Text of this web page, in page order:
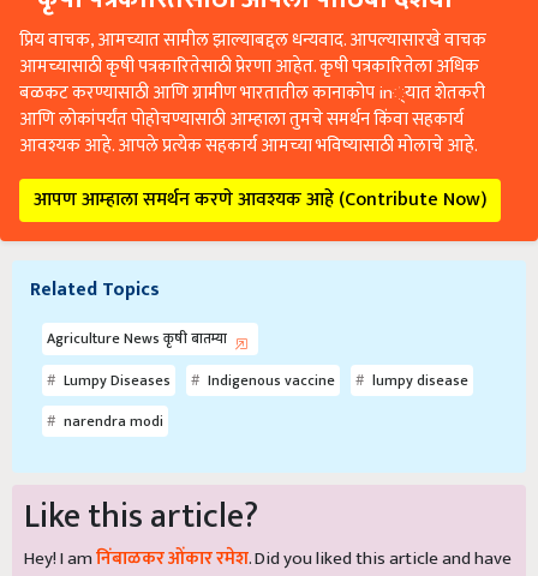
प्रिय वाचक, आमच्यात सामील झाल्याबद्दल धन्यवाद. आपल्यासारखे वाचक
आमच्यासाठी कृषी पत्रकारितेसाठी प्रेरणा आहेत. कृषी पत्रकारितेला अधिक
बळकट करण्यासाठी आणि ग्रामीण भारतातील कानाकोप in्यात शेतकरी
आणि लोकांपर्यंत पोहोचण्यासाठी आम्हाला तुमचे समर्थन किंवा सहकार्य
आवश्यक आहे. आपले प्रत्येक सहकार्य आमच्या भविष्यासाठी मोलाचे आहे.
आपण आम्हाला समर्थन करणे आवश्यक आहे (Contribute Now)
Lumpy Diseases
Indigenous vaccine
narendra modi
Like this article?
Hey! I amनिंबाळकर ओंकार रमेश. Did you liked this article and have
suggestions to improve this article?Mailme your suggestions